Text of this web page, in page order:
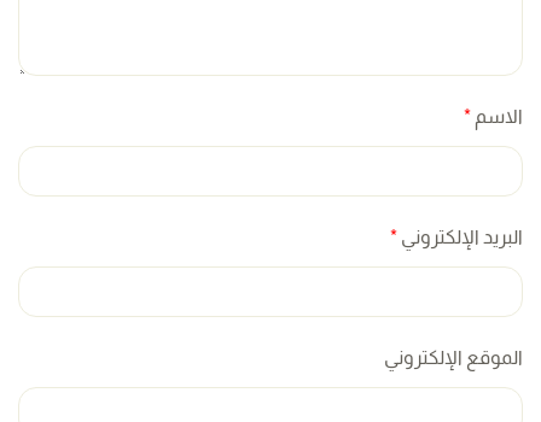
الاسم *
البريد الإلكتروني *
الموقع الإلكتروني